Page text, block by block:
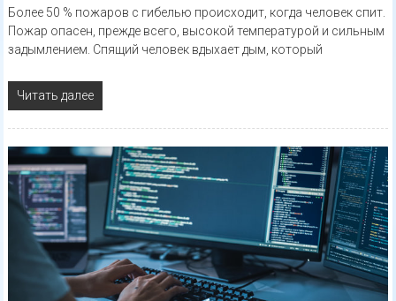
Более 50 % пожаров с гибелью происходит, когда человек спит.
Пожар опасен, прежде всего, высокой температурой и сильным
задымлением. Спящий человек вдыхает дым, который
Читать далее